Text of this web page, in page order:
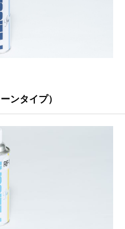
ンタイプ）